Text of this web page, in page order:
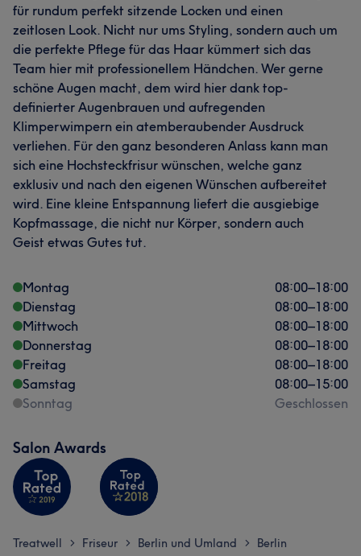
für rundum perfekt sitzende Locken und einen
zeitlosen Look. Nicht nur ums Styling, sondern auch um
die perfekte Pflege für das Haar kümmert sich das
Team hier mit professionellem Händchen. Wer gerne
schöne Augen macht, dem wird hier dank top-
definierter Augenbrauen und aufregenden
Klimperwimpern ein atemberaubender Ausdruck
verliehen. Für den ganz besonderen Anlass kann man
sich eine Hochsteckfrisur wünschen, welche ganz
exklusiv und nach den eigenen Wünschen aufbereitet
wird. Eine kleine Entspannung liefert die ausgiebige
Kopfmassage, die nicht nur Körper, sondern auch
Geist etwas Gutes tut.
Montag 08:00–18:00
Dienstag
08:00–18:00
Mittwoch
08:00–18:00
Donnerstag
08:00–18:00
Freitag
08:00–18:00
Samstag
08:00–15:00
Sonntag
Geschlossen
Salon Awards
Treatwell > Friseur > Berlin und Umland > Berlin